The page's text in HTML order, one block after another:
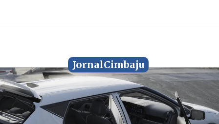
JornalCimbaju
JornalCimbaju